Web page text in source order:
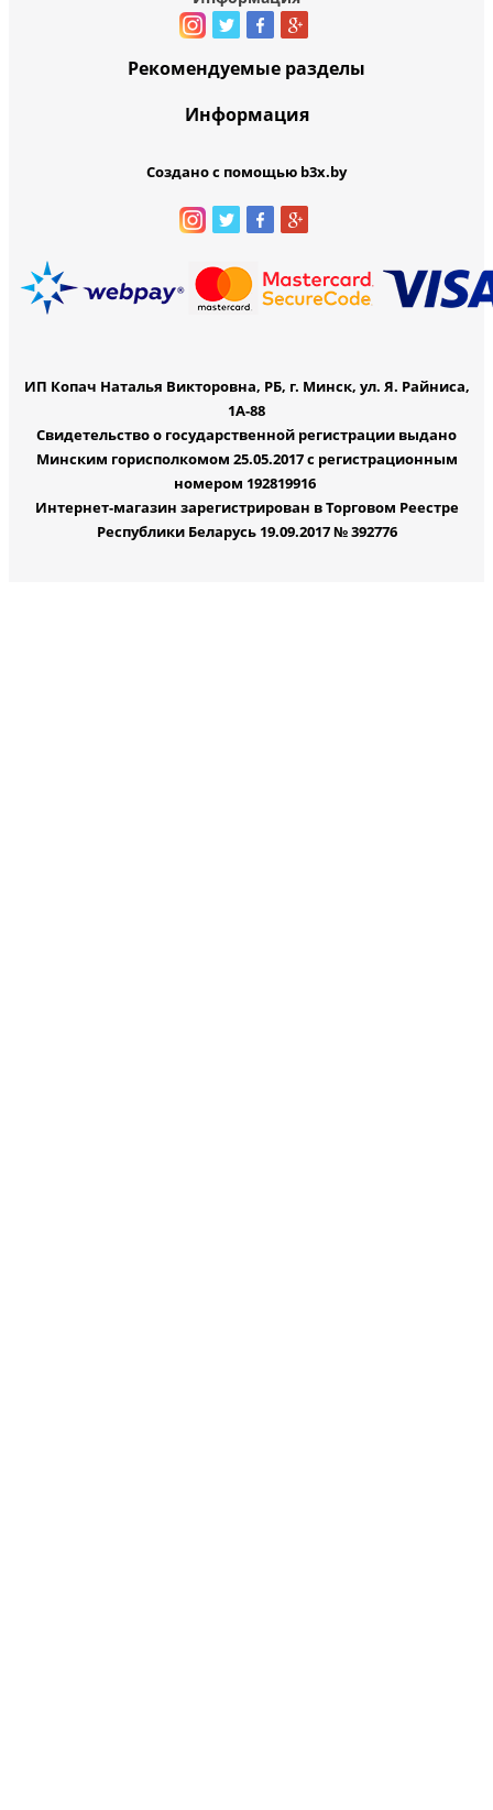
Рекомендуемые разделы
Информация
Создано с помощью b3x.by
ИП Копач Наталья Викторовна, РБ, г. Минск, ул. Я. Райниса,
1А-88
Свидетельство о государственной регистрации выдано
Минским горисполкомом 25.05.2017 с регистрационным
номером 192819916
Интернет-магазин зарегистрирован в Торговом Реестре
Республики Беларусь 19.09.2017 № 392776